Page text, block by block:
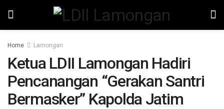
Home Lamongan
Ketua LDII Lamongan Hadiri
Pencanangan “Gerakan Santri
Bermasker” Kapolda Jatim